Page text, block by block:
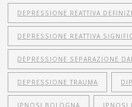
DEPRESSIONE REATTIVA
DEPRESSIONE REATTIVA
DEPRESSIONE SEPARAZIONE
DEPRESSIONE TRAUMA